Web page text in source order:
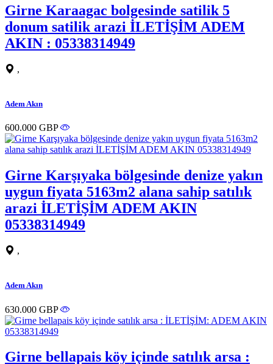
Girne Karaagac bolgesinde satilik 5
donum satilik arazi İLETİŞİM ADEM
AKIN : 05338314949
,
Adem Akın
600.000 GBP
Girne Karşıyaka bölgesinde denize yakın
uygun fiyata 5163m2 alana sahip satılık
arazi İLETİŞİM ADEM AKIN
05338314949
,
Adem Akın
630.000 GBP
Girne bellapais köy içinde satılık arsa :